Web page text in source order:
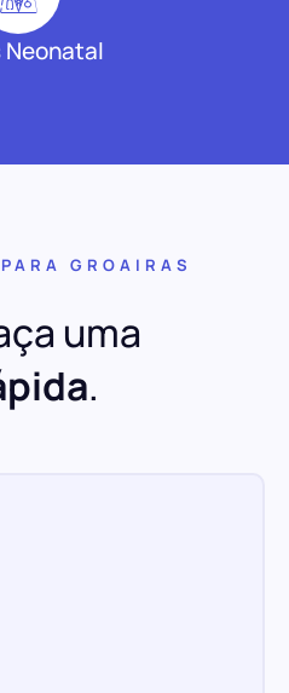
Neonatal
GROAIRAS
uma
.